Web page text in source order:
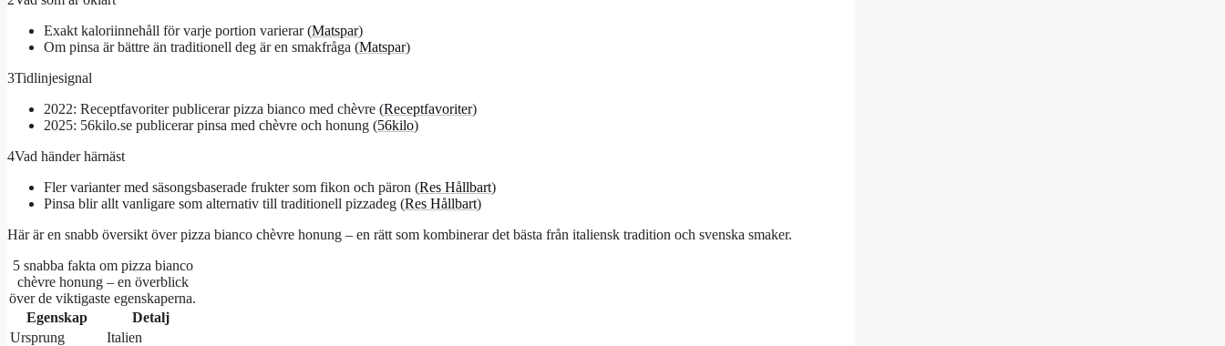
Exakt kaloriinnehåll för varje portion varierar (Matspar)
Om pinsa är bättre än traditionell deg är en smakfråga (Matspar)
3Tidlinjesignal
2022: Receptfavoriter publicerar pizza bianco med chèvre (Receptfavoriter)
2025: 56kilo.se publicerar pinsa med chèvre och honung (56kilo)
4Vad händer härnäst
Fler varianter med säsongsbaserade frukter som fikon och päron (Res Hållbart)
Pinsa blir allt vanligare som alternativ till traditionell pizzadeg (Res Hållbart)
Här är en snabb översikt över pizza bianco chèvre honung – en rätt som kombinerar det bästa från italiensk tradition och svenska smaker.
5 snabba fakta om pizza bianco
chèvre honung – en överblick
över de viktigaste egenskaperna.
Egenskap
Detalj
Ursprung
Italien